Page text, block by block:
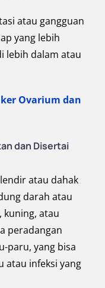
atau gangguan
yang lebih
lebih dalam atau
Ovarium dan
dan Disertai
atau dahak
darah atau
kuning, atau
peradangan
paru, yang bisa
atau infeksi yang